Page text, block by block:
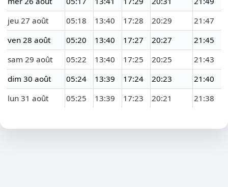
jeu 27 août
05:18 13:40 17:28 20:29
21:47
ven 28 août
05:20 13:40 17:27 20:27
21:45
sam 29 août
05:22 13:40 17:25 20:25
21:43
dim 30 août
05:24 13:39 17:24 20:23
21:40
lun 31 août
05:25 13:39 17:23 20:21 21:38